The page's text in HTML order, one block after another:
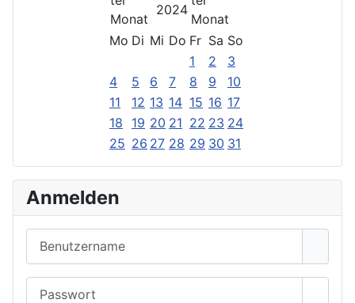
2024
Mo Di Mi Do Fr Sa So
1
2
3
4
5 6 7 8 9
10
11
12 13 14 15 16 17
18
19 20 21 22 23 24
25 26 27 28 29 30 31
Anmelden